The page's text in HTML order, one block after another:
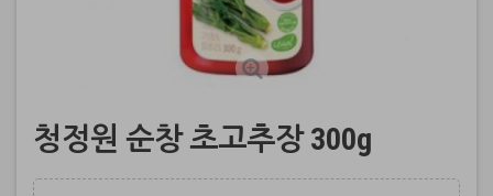
청정원 순창 초고추장 300g